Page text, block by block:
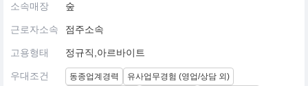
소속매장 숲
근로자소속 점주소속
고용형태 정규직,아르바이트
우대조건 동종업계경력
유사업무경험 (영업/상담 외)